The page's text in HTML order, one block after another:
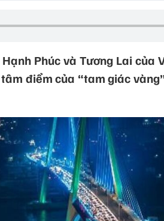
Phúc và Tương Lai của
điểm của “tam giác